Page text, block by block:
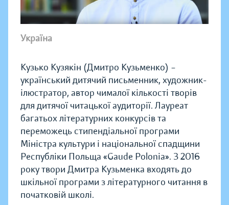
Україна
Кузько Кузякін (Дмитро Кузьменко) –
український дитячий письменник, художник-
ілюстратор, автор чималої кількості творів
для дитячої читацької аудиторії. Лауреат
багатьох літературних конкурсів та
переможець стипендіальної програми
Міністра культури і національної спадщини
Республіки Польща «Gaude Polonia». З 2016
року твори Дмитра Кузьменка входять до
шкільної програми з літературного читання в
початковій школі.